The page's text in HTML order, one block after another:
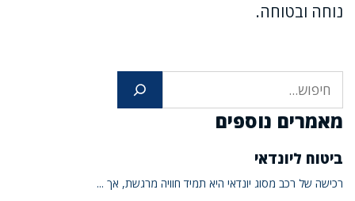
נוחה ובטוחה.
חיפוש
מאמרים נוספים
ביטוח ליונדאי
רכישה של רכב מסוג יונדאי היא תמיד חוויה מרגשת, אך ...